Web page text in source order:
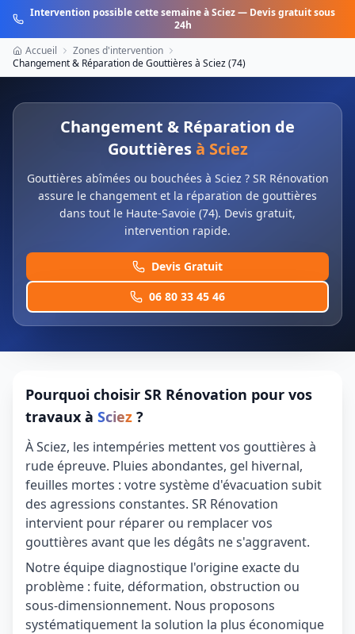
Intervention possible cette semaine àSciez— Devis gratuit sous
24h
Accueil
Zones d'intervention
Changement & Réparation de Gouttièresà Sciez(74)
Changement & Réparation de
Gouttières à Sciez
Gouttières abîmées ou bouchées à Sciez ? SR Rénovation
assure le changement et la réparation de gouttières
dans tout le Haute-Savoie (74). Devis gratuit,
intervention rapide.
Devis Gratuit
06 80 33 45 46
Pourquoi choisir SR Rénovation pour vos
travaux à Sciez ?
À Sciez, les intempéries mettent vos gouttières à
rude épreuve. Pluies abondantes, gel hivernal,
feuilles mortes : votre système d'évacuation subit
des agressions constantes. SR Rénovation
intervient pour réparer ou remplacer vos
gouttières avant que les dégâts ne s'aggravent.
Notre équipe diagnostique l'origine exacte du
problème : fuite, déformation, obstruction ou
sous-dimensionnement. Nous proposons
systématiquement la solution la plus économique